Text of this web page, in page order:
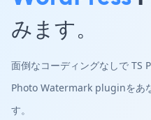
みます。
面倒なコーディングなしで
Photo Watermark pluginをあ
す。